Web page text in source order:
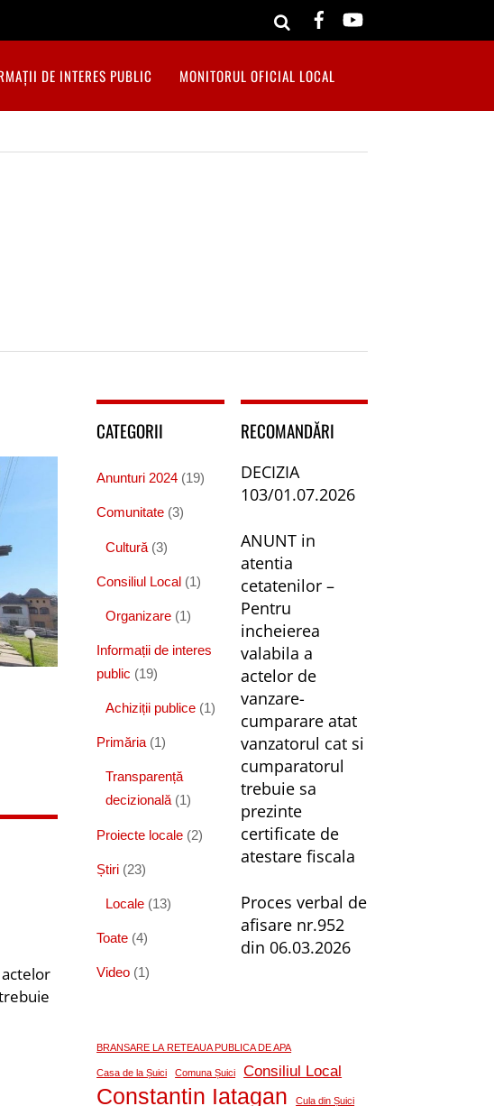
DE INTERES PUBLIC MONITORUL OFICIAL LOCAL
CATEGORII
Anunturi 2024 (19)
Comunitate (3)
Cultură (3)
Consiliul Local (1)
Organizare (1)
Informații de interes
public (19)
Achiziții publice (1)
Primăria (1)
Transparență
decizională(1)
Proiecte locale (2)
Știri (23)
Locale (13)
Toate (4)
Video (1)
RECOMANDĂRI
DECIZIA
103/01.07.2026
ANUNT in
atentia
cetatenilor –
Pentru
incheierea
valabila a
actelor de
vanzare-
cumparare atat
vanzatorul cat si
cumparatorul
trebuie sa
prezinte
certificate de
atestare fiscala
Proces verbal de
afisare nr.952
din 06.03.2026
BRANSARE LA RETEAUA PUBLICA DE APA
Casa de la Șuici Comuna Șuici Consiliul Local
Constantin Iatagan Cula din Șuici